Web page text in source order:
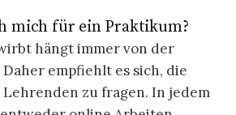
mich für ein Praktikum?
hängt immer von der
empfiehlt es sich, die
zu fragen. In jedem